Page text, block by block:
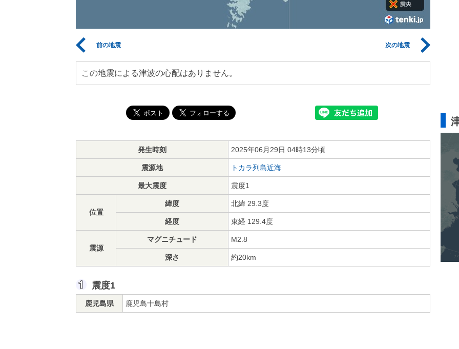
前の地震 次の地震
この地震による津波の心配はありません。
発生時刻 2025年06月29日 04時13分頃
震源地 トカラ列島近海
最大震度 震度1
位置
緯度 北緯 29.3度
経度 東経 129.4度
震源
マグニチュード M2.8
深さ 約20km
震度1
鹿児島県 鹿児島十島村